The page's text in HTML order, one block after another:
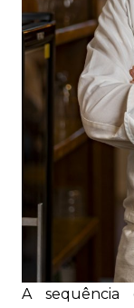
A sequência